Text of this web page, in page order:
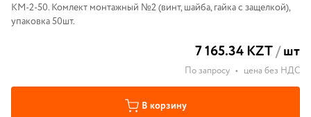
КМ-2-50. Комлект монтажный №2 (винт, шайба, гайка с защелкой),
упаковка 50шт.
7 165.34 KZT/шт
По запросу • цена без НДС
В корзину